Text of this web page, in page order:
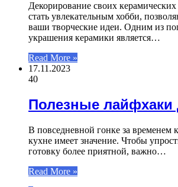
Декорирование своих
стать увлекательным хобби,
ваши творческие идеи. Одним из
украшения керамики является…
Read More »
17.11.2023
40
Полезные лайфхаки
В повседневной гонке за временем
кухне имеет значение. Чтобы
готовку более приятной, важно…
Read More »